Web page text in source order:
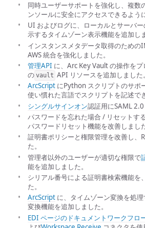
同時ユーザーサポートを強化し、複数
ンソールに安全にアクセスできるよう
UI およびログに、ローカルとサーバ
示するタイムゾーン表示機能を追加し
インスタンスメタデータ取得のための
AWS 統合を強化しました。
管理API に、Arc Key Vault の操作を
の vault API リソースを追加しました。
ArcScript にPython スクリプトのサポ
使い慣れた言語でスクリプトを記述で
シングルサインオン認証用にSAML 2.0
パスワードを忘れた場合 / リセットす
パスワードリセット機能を改善しました
証明書ポリシーと権限管理を改善し、
た。
管理者以外のユーザーが適切な権限で
能を追加しました。
シリアル番号による証明書検索機能を
た。
ArcScript に、タイムゾーン変換を処
変換機能を追加しました。
EDI ページのドキュメントワークフロ